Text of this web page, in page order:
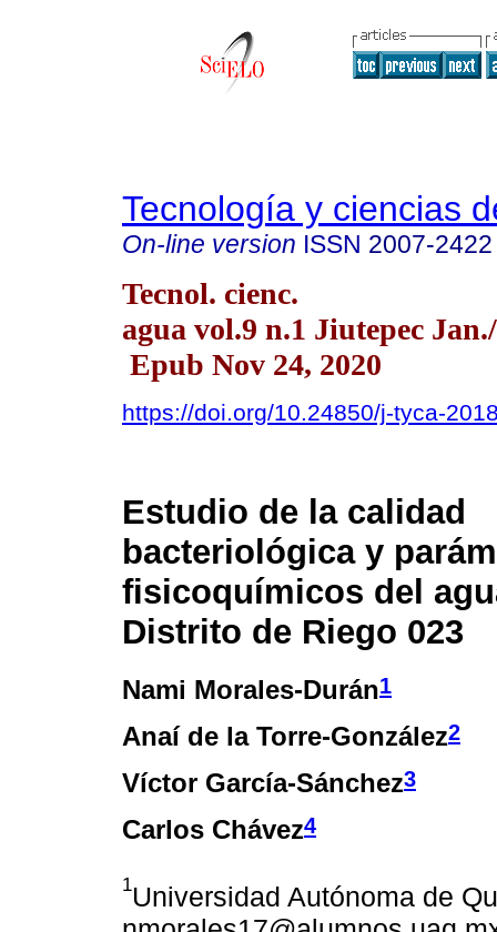
Tecnología y ciencias
On-line version ISSN 2007-2422
Tecnol. cienc.
agua vol.9 n.1 Jiutepec
Epub Nov 24, 2020
https://doi.org/10.24850/j-tyca-
Estudio de la calidad
bacteriológica y
fisicoquímicos del
Distrito de Riego 023
Nami Morales-Durán1
Anaí de la Torre-González2
Víctor García-Sánchez3
Carlos Chávez4
1Universidad Autónoma de